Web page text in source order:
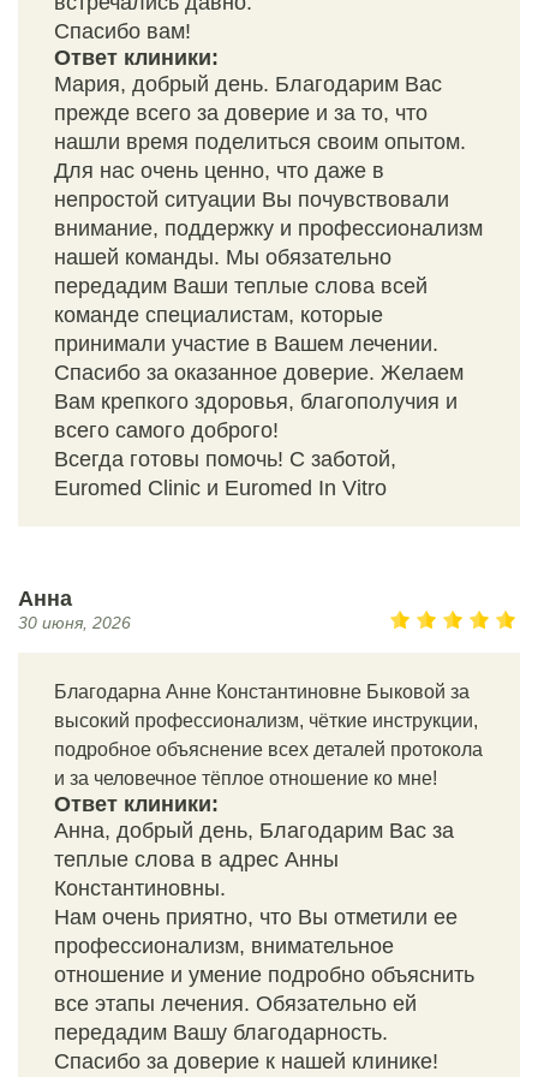
Спасибо вам!
Ответ клиники:
Мария, добрый день. Благодарим Вас
прежде всего за доверие и за то, что
нашли время поделиться своим опытом.
Для нас очень ценно, что даже в
непростой ситуации Вы почувствовали
внимание, поддержку и профессионализм
нашей команды. Мы обязательно
передадим Ваши теплые слова всей
команде специалистам, которые
принимали участие в Вашем лечении.
Спасибо за оказанное доверие. Желаем
Вам крепкого здоровья, благополучия и
всего самого доброго!
Всегда готовы помочь! С заботой,
Euromed Clinic и Euromed In Vitro
Анна
30 июня, 2026
Благодарна Анне Константиновне Быковой за
высокий профессионализм, чёткие инструкции,
подробное объяснение всех деталей протокола
и за человечное тёплое отношение ко мне!
Ответ клиники:
Анна, добрый день, Благодарим Вас за
теплые слова в адрес Анны
Константиновны.
Нам очень приятно, что Вы отметили ее
профессионализм, внимательное
отношение и умение подробно объяснить
все этапы лечения. Обязательно ей
передадим Вашу благодарность.
Спасибо за доверие к нашей клинике!